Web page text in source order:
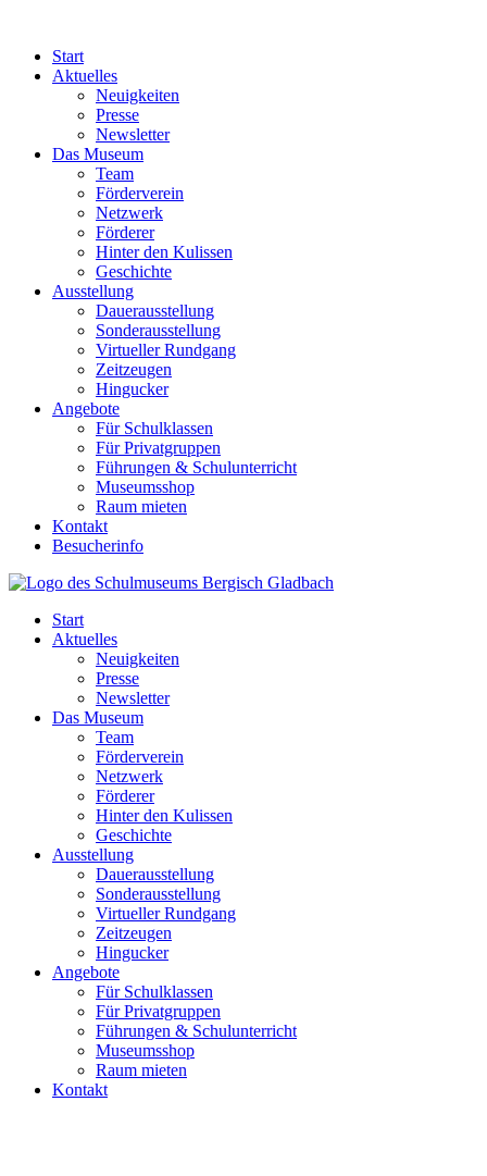
Start
Aktuelles
Neuigkeiten
Presse
Newsletter
Das Museum
Team
Förderverein
Netzwerk
Förderer
Hinter den Kulissen
Geschichte
Ausstellung
Dauerausstellung
Sonderausstellung
Virtueller Rundgang
Zeitzeugen
Hingucker
Angebote
Für Schulklassen
Für Privatgruppen
Führungen & Schulunterricht
Museumsshop
Raum mieten
Kontakt
Besucherinfo
Start
Aktuelles
Neuigkeiten
Presse
Newsletter
Das Museum
Team
Förderverein
Netzwerk
Förderer
Hinter den Kulissen
Geschichte
Ausstellung
Dauerausstellung
Sonderausstellung
Virtueller Rundgang
Zeitzeugen
Hingucker
Angebote
Für Schulklassen
Für Privatgruppen
Führungen & Schulunterricht
Museumsshop
Raum mieten
Kontakt